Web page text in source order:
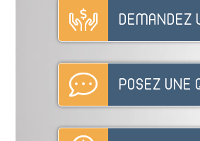
DEMANDEZ
POSEZ UNE